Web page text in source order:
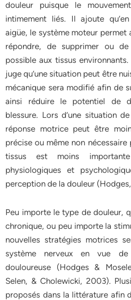
douleur puisque le
intimement liés. Il ajoute
aigüe, le système moteur permet
répondre, de supprimer ou
possible aux tissus
juge qu’une situation peut être
mécanique sera modifié afin de
ainsi réduire le potentiel de
blessure. Lors d’une situation
réponse motrice peut être
précise ou même non nécessaire
tissus est moins
physiologiques et
perception de la douleur
Peu importe le type de douleur,
chronique, ou peu importe la
nouvelles stratégies motrices
système nerveux en vue
douloureuse (Hodges &
Selen, & Cholewicki, 2003).
proposés dans la littérature afin